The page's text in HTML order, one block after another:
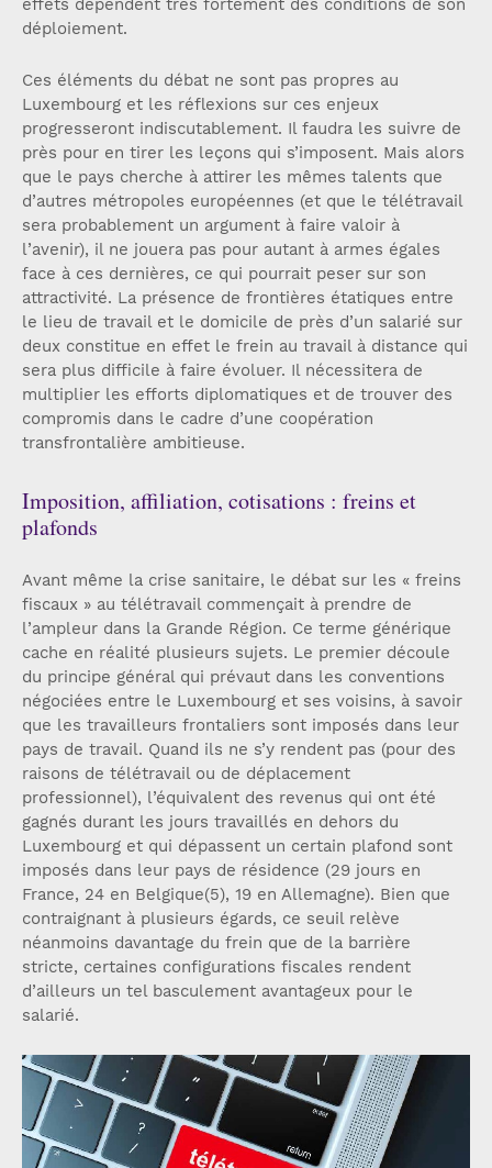
effets dépendent très fortement des conditions de son
déploiement.
Ces éléments du débat ne sont pas propres au
Luxembourg et les réflexions sur ces enjeux
progresseront indiscutablement. Il faudra les suivre de
près pour en tirer les leçons qui s’imposent. Mais alors
que le pays cherche à attirer les mêmes talents que
d’autres métropoles européennes (et que le télétravail
sera probablement un argument à faire valoir à
l’avenir), il ne jouera pas pour autant à armes égales
face à ces dernières, ce qui pourrait peser sur son
attractivité. La présence de frontières étatiques entre
le lieu de travail et le domicile de près d’un salarié sur
deux constitue en effet le frein au travail à distance qui
sera plus difficile à faire évoluer. Il nécessitera de
multiplier les efforts diplomatiques et de trouver des
compromis dans le cadre d’une coopération
transfrontalière ambitieuse.
Imposition, affiliation, cotisations : freins et
plafonds
Avant même la crise sanitaire, le débat sur les « freins
fiscaux » au télétravail commençait à prendre de
l’ampleur dans la Grande Région. Ce terme générique
cache en réalité plusieurs sujets. Le premier découle
du principe général qui prévaut dans les conventions
négociées entre le Luxembourg et ses voisins, à savoir
que les travailleurs frontaliers sont imposés dans leur
pays de travail. Quand ils ne s’y rendent pas (pour des
raisons de télétravail ou de déplacement
professionnel), l’équivalent des revenus qui ont été
gagnés durant les jours travaillés en dehors du
Luxembourg et qui dépassent un certain plafond sont
imposés dans leur pays de résidence (29 jours en
France, 24 en Belgique(5), 19 en Allemagne). Bien que
contraignant à plusieurs égards, ce seuil relève
néanmoins davantage du frein que de la barrière
stricte, certaines configurations fiscales rendent
d’ailleurs un tel basculement avantageux pour le
salarié.